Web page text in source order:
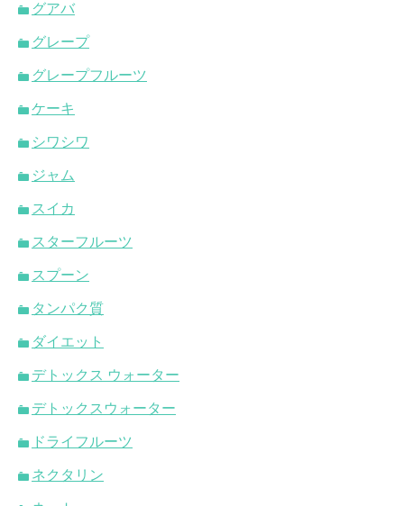
グアバ
グレープ
グレープフルーツ
ケーキ
シワシワ
ジャム
スイカ
スターフルーツ
スプーン
タンパク質
ダイエット
デトックス ウォーター
デトックスウォーター
ドライフルーツ
ネクタリン